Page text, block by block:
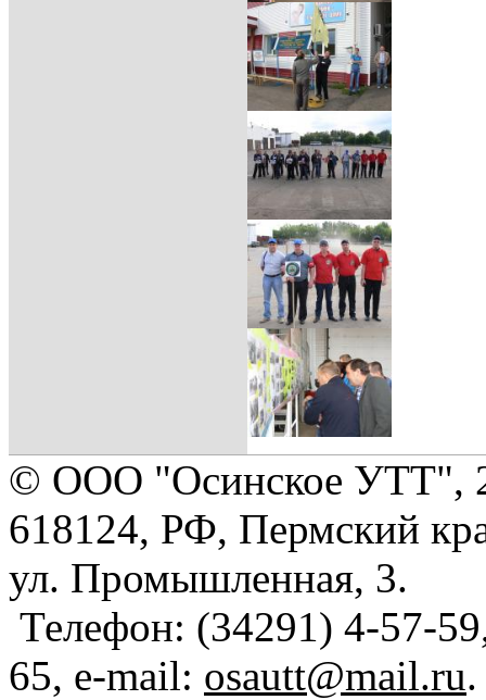
© ООО "Осинское УТТ",
618124, РФ, Пермский
ул. Промышленная, 3.
Телефон: (34291) 4-57-
65, e-mail: osautt@mail.ru.